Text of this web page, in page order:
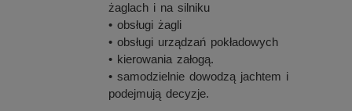
żaglach i na silniku
• obsługi żagli
• obsługi urządzań pokładowych
• kierowania załogą.
• samodzielnie dowodzą jachtem i
podejmują decyzje.